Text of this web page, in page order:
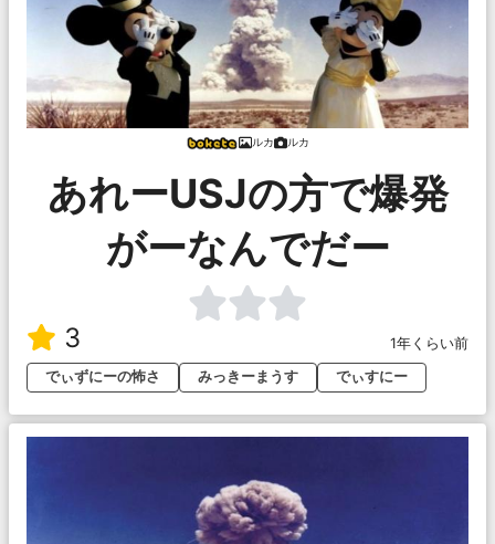
ルカ ルカ
あれーUSJの方で爆発
がーなんでだー
3
1年くらい前
でぃずにーの怖さ
みっきーまうす でぃすにー